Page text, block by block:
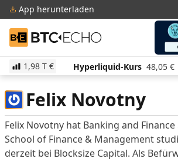
App herunterladen
BTC-ECHO
1,98 T €
510,46 € 0.00% Hyperliquid-Kurs 48,05 €
Felix Novotny
Felix Novotny hat Banking and
School of Finance & Management
derzeit bei Blocksize Capital. Als